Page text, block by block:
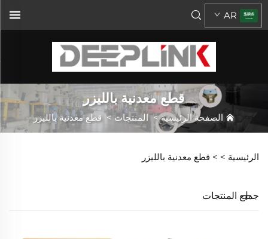
AR
قطع معدنية بالليزر
الصفحة الرئيسية>المنتجات>قطع معدنية بالليزر
الرئيسية > > قطع معدنية بالليزر
جميع المنتجات